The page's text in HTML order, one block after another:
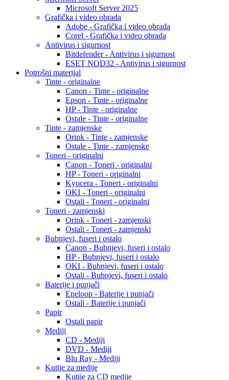
Microsoft Server 2025
Grafička i video obrada
Adobe - Grafička i video obrada
Corel - Grafička i video obrada
Antivirus i sigurnost
Bitdefender - Antivirus i sigurnost
ESET NOD32 - Antivirus i sigurnost
Potrošni materijal
Tinte - originalne
Canon - Tinte - originalne
Epson - Tinte - originalne
HP - Tinte - originalne
Ostale - Tinte - originalne
Tinte - zamjenske
Orink - Tinte - zamjenske
Ostale - Tinte - zamjenske
Toneri - originalni
Canon - Toneri - originalni
HP - Toneri - originalni
Kyocera - Toneri - originalni
OKI - Toneri - originalni
Ostali - Toneri - originalni
Toneri - zamjenski
Orink - Toneri - zamjenski
Ostali - Toneri - zamjenski
Bubnjevi, fuseri i ostalo
Canon - Bubnjevi, fuseri i ostalo
HP - Bubnjevi, fuseri i ostalo
OKI - Bubnjevi, fuseri i ostalo
Ostali - Bubnjevi, fuseri i ostalo
Baterije i punjači
Eneloop - Baterije i punjači
Ostali - Baterije i punjači
Papir
Ostali papir
Mediji
CD - Mediji
DVD - Mediji
Blu Ray - Mediji
Kutije za medije
Kutije za CD medije